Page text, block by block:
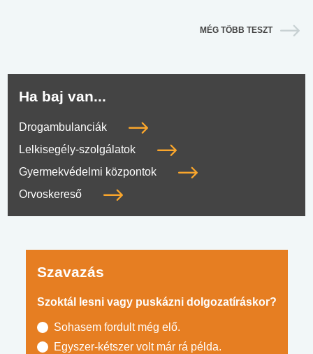
MÉG TÖBB TESZT
Ha baj van...
Drogambulanciák
Lelkisegély-szolgálatok
Gyermekvédelmi központok
Orvoskereső
Szavazás
Szoktál lesni vagy puskázni dolgozatíráskor?
Sohasem fordult még elő.
Egyszer-kétszer volt már rá példa.